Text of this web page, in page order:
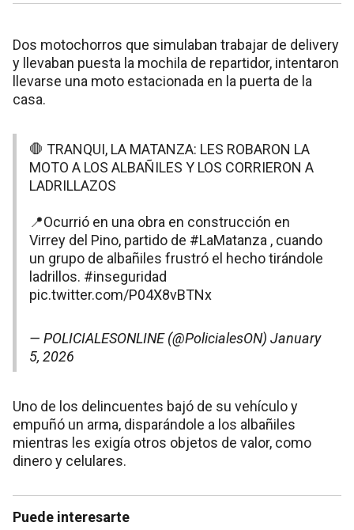
Dos motochorros que simulaban trabajar de delivery
y llevaban puesta la mochila de repartidor, intentaron
llevarse una moto estacionada en la puerta de la
casa.
🛑 TRANQUI, LA MATANZA: LES ROBARON LA
MOTO A LOS ALBAÑILES Y LOS CORRIERON A
LADRILLAZOS
📍Ocurrió en una obra en construcción en
Virrey del Pino, partido de #LaMatanza , cuando
un grupo de albañiles frustró el hecho tirándole
ladrillos. #inseguridad
pic.twitter.com/P04X8vBTNx
— POLICIALESONLINE (@PolicialesON) January
5, 2026
Uno de los delincuentes bajó de su vehículo y
empuñó un arma, disparándole a los albañiles
mientras les exigía otros objetos de valor, como
dinero y celulares.
Puede interesarte